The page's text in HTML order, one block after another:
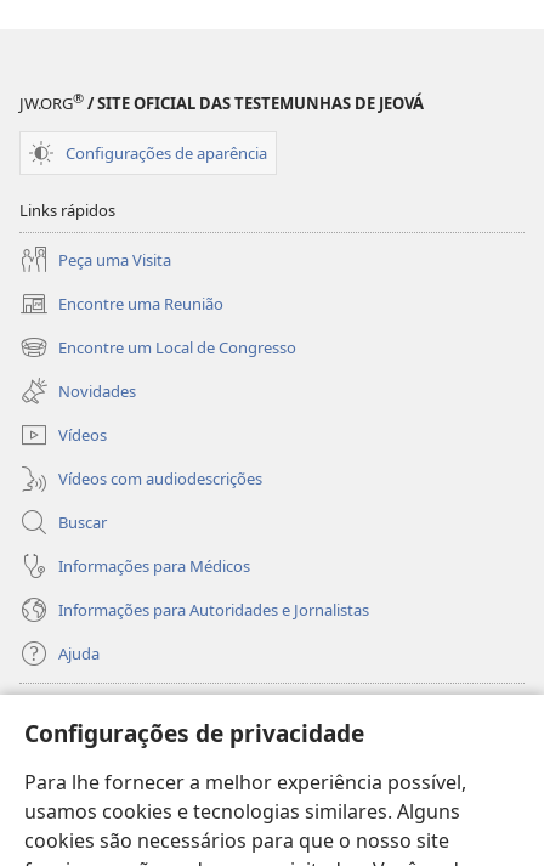
Configurações de privacidade
Para lhe fornecer a melhor experiência possível,
usamos cookies e tecnologias similares. Alguns
cookies são necessários para que o nosso site
fim
o
fim
JW.ORG® / SITE OFICIAL DAS TESTEMUNHAS DE JEOVÁ
Configurações de aparência
Links rápidos
Peça uma Visita
Encontre uma Reunião
(abre
nova
janela)
Encontre um Local de Congresso
(abre
nova
janela)
Novidades
Vídeos
Vídeos com audiodescrições
Buscar
Informações para Médicos
Informações para Autoridades e Jornalistas
Ajuda
(abre
nova
janela)
Biblioteca On-line da Torre de Vigia™
(abre
nova
janela)JW Hub
(abre